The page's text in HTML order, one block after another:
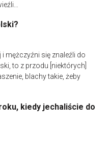
i mężczyźni się znaleźli do
to z przodu [niektórych]
blachy takie, żeby
kiedy jechaliście do